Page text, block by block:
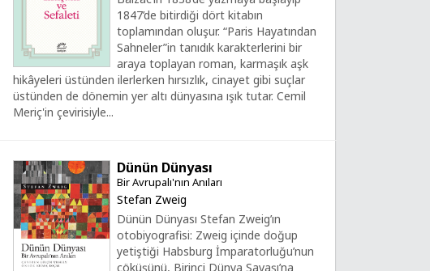
1847’de bitirdiği dört kitabın
toplamından oluşur. “Paris Hayatından
Sahneler”in tanıdık karakterlerini bir
araya toplayan roman, karmaşık aşk
hikâyeleri üstünden ilerlerken hırsızlık, cinayet gibi suçlar
üstünden de dönemin yer altı dünyasına ışık tutar. Cemil
Meriç'in çevirisiyle...
Dünün Dünyası
Bir Avrupalı'nın Anıları
Stefan Zweig
Dünün Dünyası Stefan Zweig’ın
otobiyografisi: Zweig içinde doğup
yetiştiği Habsburg İmparatorluğu’nun
çöküşünü, Birinci Dünya Savaşı’na